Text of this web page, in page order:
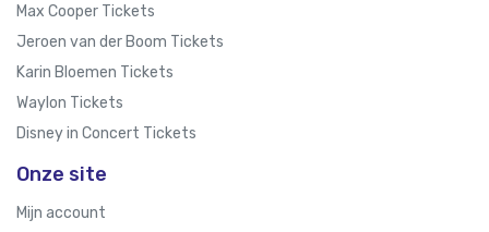
Max Cooper Tickets
Jeroen van der Boom Tickets
Karin Bloemen Tickets
Waylon Tickets
Disney in Concert Tickets
Onze site
Mijn account